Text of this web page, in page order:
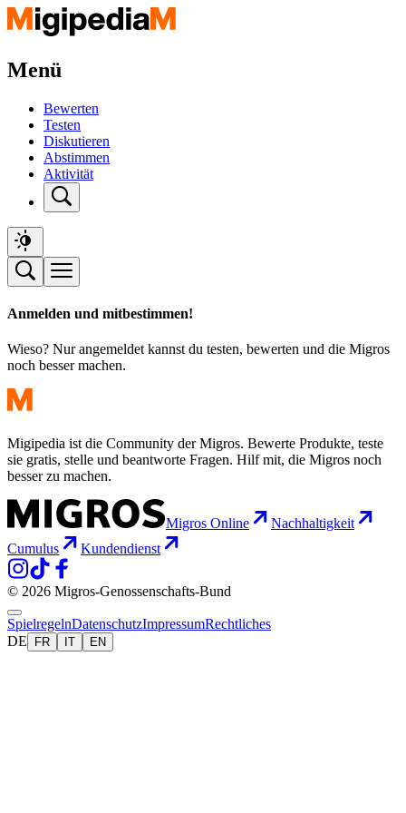
Menü
Bewerten
Testen
Diskutieren
Abstimmen
Aktivität
Anmelden und mitbestimmen!
Wieso? Nur angemeldet kannst du testen, bewerten und die Migros
noch besser machen.
Migipedia ist die Community der Migros. Bewerte Produkte, teste
sie gratis, stelle und beantworte Fragen. Hilf mit, die Migros noch
besser zu machen.
Migros Online
Nachhaltigkeit
Cumulus
Kundendienst
© 2026 Migros-Genossenschafts-Bund
SpielregelnDatenschutzImpressumRechtliches
DE
FR IT EN